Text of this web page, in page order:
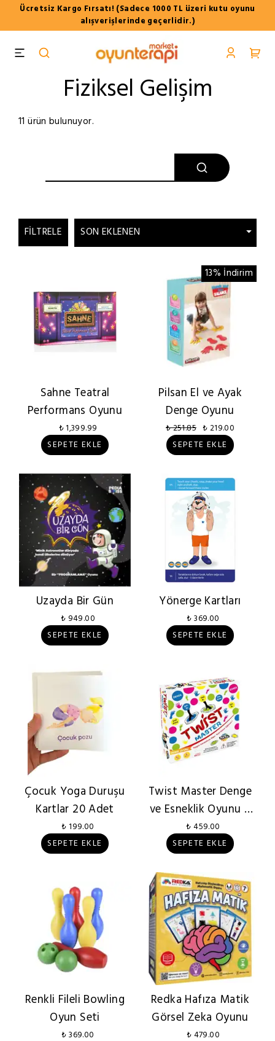
Ücretsiz Kargo Fırsatı! (Sadece 1000 TL üzeri kutu oyunu
alışverişlerinde geçerlidir.)
Fiziksel Gelişim
11 ürün bulunuyor.
FILTRELE
Sahne Teatral
Performans Oyunu
₺ 1,399.99
SEPETE EKLE
13% İndirim
Pilsan El ve Ayak
Denge Oyunu
₺ 251.85 ₺ 219.00
SEPETE EKLE
Uzayda Bir Gün
₺ 949.00
SEPETE EKLE
Yönerge Kartları
₺ 369.00
SEPETE EKLE
Çocuk Yoga Duruşu
Kartlar 20 Adet
₺ 199.00
SEPETE EKLE
Twist Master Denge
ve Esneklik Oyunu 6
Yaş +
₺ 459.00
SEPETE EKLE
Renkli Fileli Bowling
Oyun Seti
₺ 369.00
Redka Hafıza Matik
Görsel Zeka Oyunu
₺ 479.00